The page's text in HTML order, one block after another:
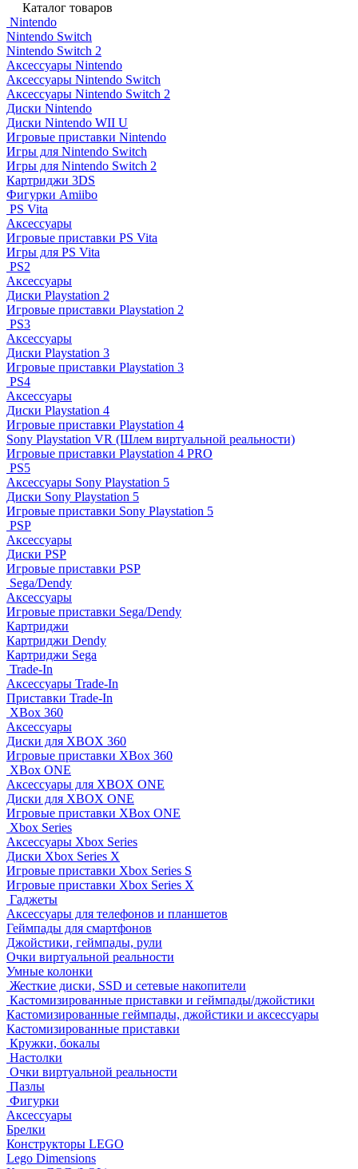
Каталог товаров
Nintendo
Nintendo Switch
Nintendo Switch 2
Аксессуары Nintendo
Аксессуары Nintendo Switch
Аксессуары Nintendo Switch 2
Диски Nintendo
Диски Nintendo WII U
Игровые приставки Nintendo
Игры для Nintendo Switch
Игры для Nintendo Switch 2
Картриджи 3DS
Фигурки Amiibo
PS Vita
Аксессуары
Игровые приставки PS Vita
Игры для PS Vita
PS2
Аксессуары
Диски Playstation 2
Игровые приставки Playstation 2
PS3
Аксессуары
Диски Playstation 3
Игровые приставки Playstation 3
PS4
Аксессуары
Диски Playstation 4
Игровые приставки Playstation 4
Sony Playstation VR (Шлем виртуальной реальности)
Игровые приставки Playstation 4 PRO
PS5
Аксессуары Sony Playstation 5
Диски Sony Playstation 5
Игровые приставки Sony Playstation 5
PSP
Аксессуары
Диски PSP
Игровые приставки PSP
Sega/Dendy
Аксессуары
Игровые приставки Sega/Dendy
Картриджи
Картриджи Dendy
Картриджи Sega
Trade-In
Аксессуары Trade-In
Приставки Trade-In
XBox 360
Аксессуары
Диски для XBOX 360
Игровые приставки XBox 360
XBox ONE
Аксессуары для XBOX ONE
Диски для XBOX ONE
Игровые приставки XBox ONE
Xbox Series
Аксессуары Xbox Series
Диски Xbox Series X
Игровые приставки Xbox Series S
Игровые приставки Xbox Series X
Гаджеты
Аксессуары для телефонов и планшетов
Геймпады для смартфонов
Джойстики, геймпады, рули
Очки виртуальной реальности
Умные колонки
Жесткие диски, SSD и сетевые накопители
Кастомизированные приставки и геймпады/джойстики
Кастомизированные геймпады, джойстики и аксессуары
Кастомизированные приставки
Кружки, бокалы
Настолки
Очки виртуальной реальности
Пазлы
Фигурки
Аксессуары
Брелки
Конструкторы LEGO
Lego Dimensions